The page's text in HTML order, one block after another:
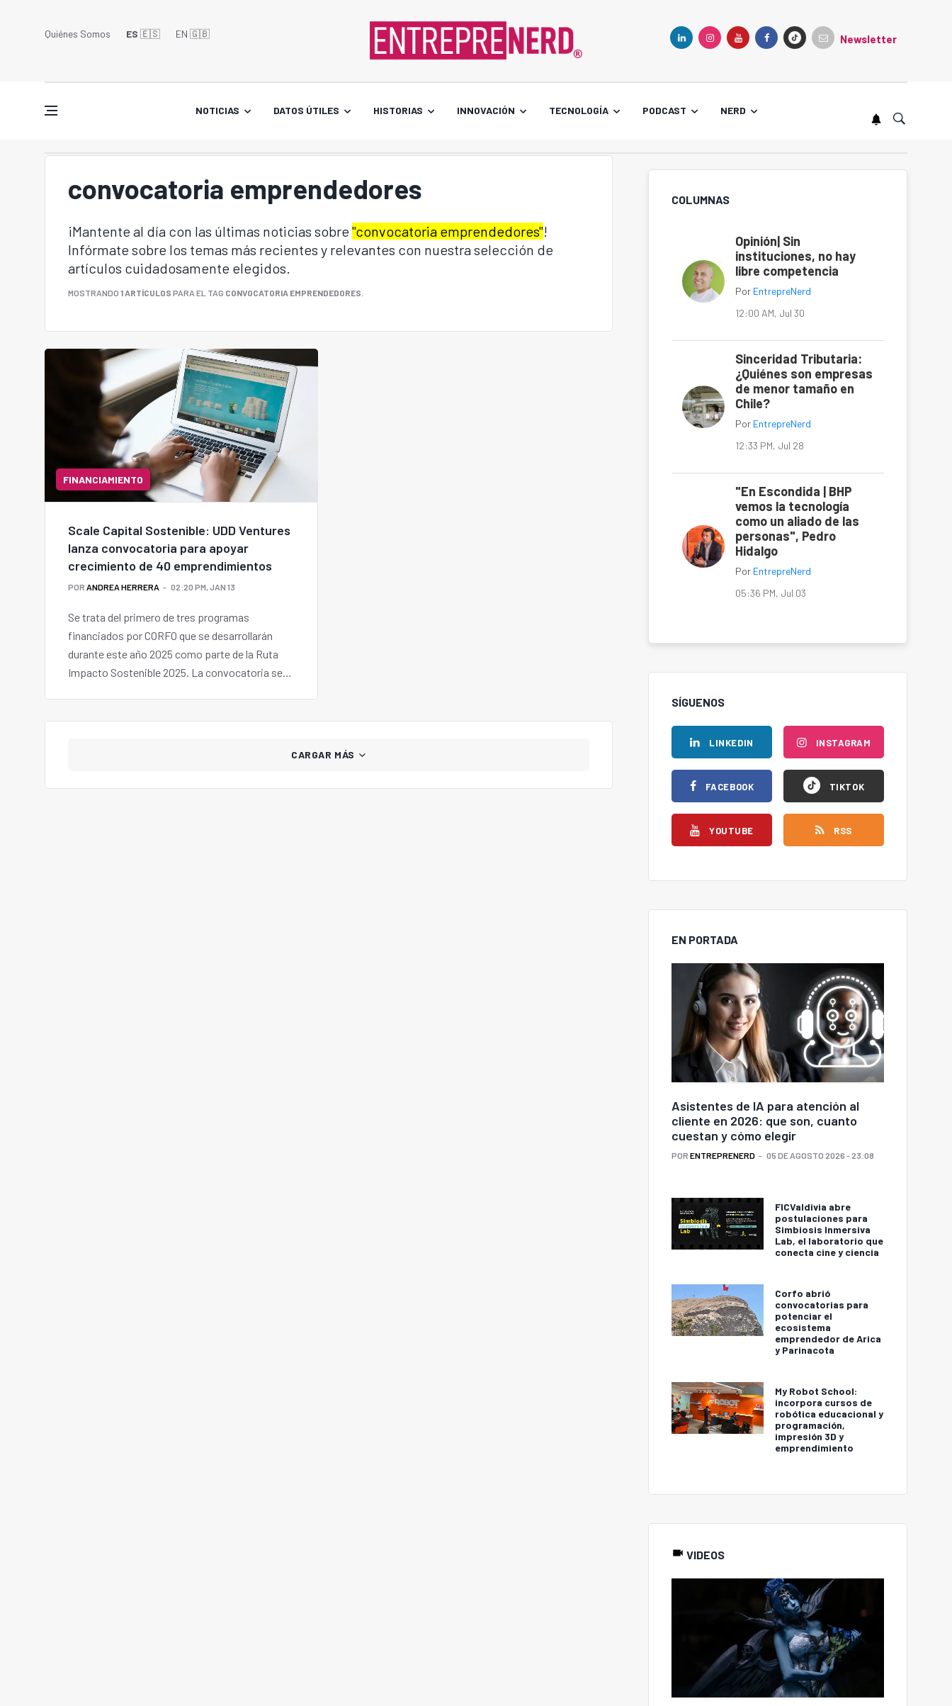
Quiénes Somos ES 🇪🇸 EN 🇬🇧󠁢󠁥󠁮󠁧󠁿 Newsletter
NOTICIAS DATOS ÚTILES HISTORIAS INNOVACIÓN TECNOLOGÍA PODCAST NERD
convocatoria emprendedores
¡Mantente al día con las últimas noticias sobre "convocatoria emprendedores"!
Infórmate sobre los temas más recientes y relevantes con nuestra selección de
artículos cuidadosamente elegidos.
MOSTRANDO 1 ARTÍCULOS PARA EL TAG CONVOCATORIA EMPRENDEDORES
FINANCIAMIENTO
Scale Capital Sostenible: UDD Ventures
lanza convocatoria para apoyar
crecimiento de 40 emprendimientos
POR ANDREA HERRERA 02:20 PM, JAN 13
Se trata del primero de tres programas
financiados por CORFO que se desarrollarán
durante este año 2025 como parte de la Ruta
Impacto Sostenible 2025. La convocatoria se
CARGAR MÁS
COLUMNAS
Opinión| Sin
instituciones, no hay
libre competencia
Por EntrepreNerd
12:00 AM, Jul 30
Sinceridad Tributaria:
¿Quiénes son empresas
de menor tamaño en
Chile?
Por EntrepreNerd
12:33 PM, Jul 28
"En Escondida | BHP
vemos la tecnología
como un aliado de las
personas", Pedro
Hidalgo
Por EntrepreNerd
05:36 PM, Jul 03
SÍGUENOS
LINKEDIN
FACEBOOK
YOUTUBE
INSTAGRAM
TIKTOK
RSS
EN PORTADA
Asistentes de IA para atención al
cliente en 2026: que son, cuanto
cuestan y cómo elegir
POR ENTREPRENERD 05 DE AGOSTO 2026 - 23:08
FICValdivia abre
postulaciones para
Simbiosis Inmersiva
Lab, el laboratorio que
conecta cine y ciencia
Corfo abrió
convocatorias para
potenciar el
ecosistema
emprendedor de Arica
y Parinacota
My Robot School:
incorpora cursos de
robótica educacional y
programación,
impresión 3D y
emprendimiento
VIDEOS